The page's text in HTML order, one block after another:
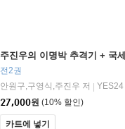
주진우의 이명박 추격기 + 국
전2권
안원구,구영식,주진우 저
YES24
27,000원 (10% 할인)
카트에 넣기